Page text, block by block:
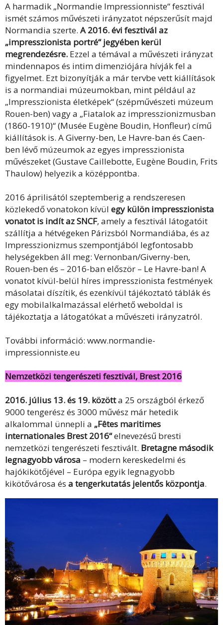
A harmadik „Normandie Impressionniste“ fesztivál
ismét számos művészeti irányzatot népszerűsít majd
Normandia szerte. A 2016. évi fesztivál az
„impresszionista portré“ jegyében kerül
megrendezésre. Ezzel a témával a művészeti irányzat
mindennapos és intim dimenziójára hívják fel a
figyelmet. Ezt bizonyítják a már tervbe vett kiállítások
is a normandiai múzeumokban, mint például az
„Impresszionista életképek“ (szépművészeti múzeum
Rouen-ben) vagy a „Fiatalok az impresszionizmusban
(1860-1910)“ (Musée Eugène Boudin, Honfleur) című
kiállítások is. A Giverny-ben, Le Havre-ban és Caen-
ben lévő múzeumok az egyes impresszionista
művészeket (Gustave Caillebotte, Eugène Boudin, Frits
Thaulow) helyezik a középpontba.
2016 áprilisától szeptemberig a rendszeresen
közlekedő vonatokon kívül egy külön impresszionista
vonatot is indít az SNCF, amely a fesztivál látogatóit
szállítja a hétvégeken Párizsból Normandiába, és az
Impresszionizmus szempontjából legfontosabb
helységekben áll meg: Vernonban/Giverny-ben,
Rouen-ben és – 2016-ban először – Le Havre-ban! A
vonatot kívül-belül híres impresszionista festmények
másolatai díszítik, és ezenkívül tájékoztató táblák és
egy mobilalkalmazással elérhető weboldal is
tájékoztatja a látogatókat a művészeti irányzatról.
További információ: www.normandie-
impressionniste.eu
Nemzetközi tengerészeti fesztivál, Brest 2016
2016. július 13. és 19. közötta 25 országból érkező
9000 tengerész és 3000 művész már hetedik
alkalommal ünnepli a „Fêtes maritimes
internationales Brest 2016“elnevezésű bresti
nemzetközi tengerészeti fesztivált. Bretagne második
legnagyobb városa – modern kereskedelmi és
hajókikötőjével – Európa egyik legnagyobb
kikötővárosa és a tengerkutatás jelentős központja.